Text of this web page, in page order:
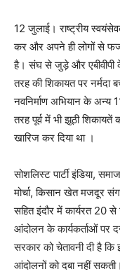
12 जुलाई। राष्ट्रीय
कर और अपने ही लोगों से
है। संघ से जुड़े और एबीवीपी के
तरह की शिकायत पर नर्मदा
नवनिर्माण अभियान के अन्य
तरह पूर्व में भी झूठी
खारिज कर दिया था ।
सोशलिस्ट पार्टी इंडिया,
मोर्चा, किसान खेत मजदूर
सहित इंदौर में कार्यरत 20
आंदोलन के कार्यकर्ताओं पर
सरकार को चेतावनी दी है
आंदोलनों को दबा नहीं